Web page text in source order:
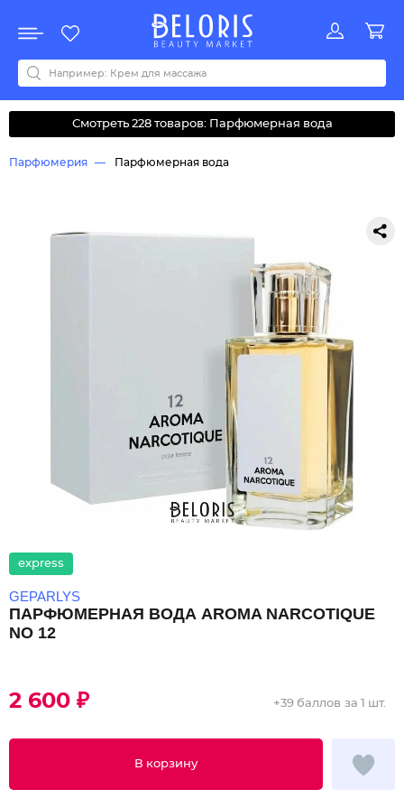
Акции
Все бренды
0-9ABCDEFGHIJKLMNOPQRSTUVWYZАБВДЗИМОКЛНПРСТУФ
Смотреть 228 товаров: Парфюмерная вода
Парфюмерия Парфюмерная вода
express
GEPARLYS
ПАРФЮМЕРНАЯ ВОДА AROMA NARCOTIQUE
NO 12
2 600 ₽
В корзину
+39 баллов за 1 шт.